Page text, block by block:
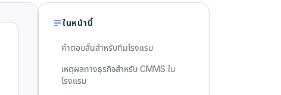
ในหน้านี้
คำตอบสั้นสำหรับทีมโรงแรม
เหตุผลทางธุรกิจสำหรับ CMMS ใน
โรงแรม